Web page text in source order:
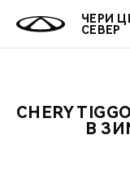
ЧЕРИ
СЕВЕР
CHERY
В